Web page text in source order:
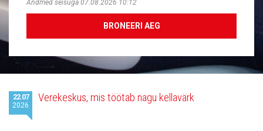
Andmed seisuga 07.08.2026 10:12
BRONEERI AEG
Viimased
uudised
22.07
2026
Verekeskus, mis töötab nagu kellavärk